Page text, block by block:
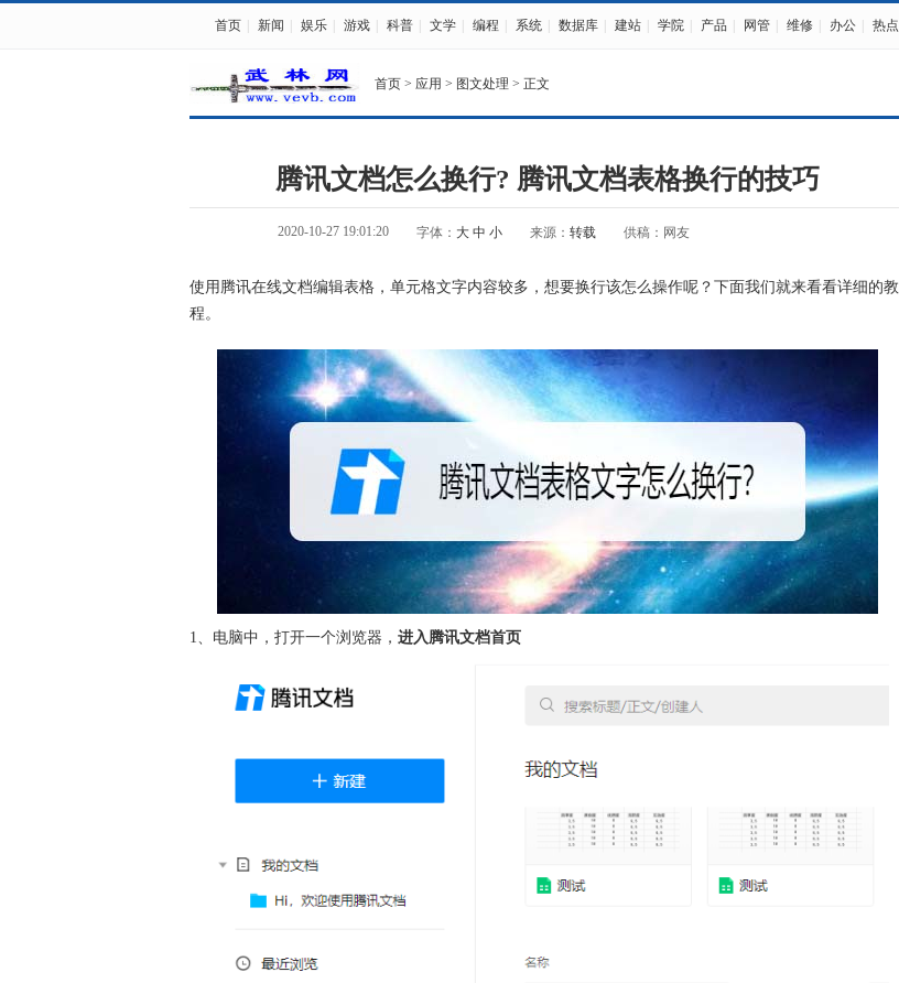
首页 新闻 娱乐 游戏 科普 文学 编程 系统 数据库 建站 学院 产品 网管 维修 办公 热点
首页 > 应用 > 图文处理 > 正文
腾讯文档怎么换行? 腾讯文档表格换行的技巧
2020-10-27 19:01:20 字体： 大 中 小 来源： 转载 供稿：网友
使用腾讯在线文档编辑表格，单元格文字内容较多，想要换行该怎么操作呢？下面我们就来看看详细的教
程。
1、电脑中，打开一个浏览器， 进入腾讯文档首页